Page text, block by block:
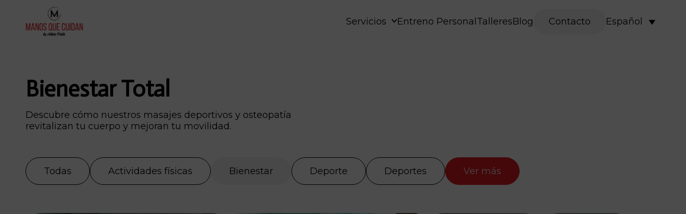
Servicios Entreno Personal TalleresBlog Contacto Español
Bienestar Total
Descubre cómo nuestros masajes deportivos y osteopatía
revitalizan tu cuerpo y mejoran tu movilidad.
Todas Actividades físicas Bienestar Deporte Deportes Ver más